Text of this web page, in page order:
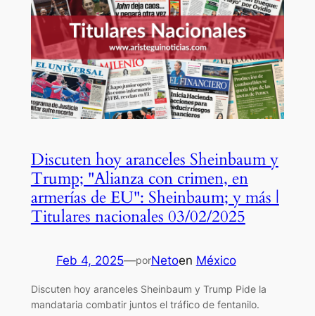
Discuten hoy aranceles Sheinbaum y
Trump; "Alianza con crimen, en
armerías de EU": Sheinbaum; y más |
Titulares nacionales 03/02/2025
Feb 4, 2025—porNetoen México
Discuten hoy aranceles Sheinbaum y Trump Pide la
mandataria combatir juntos el tráfico de fentanilo.